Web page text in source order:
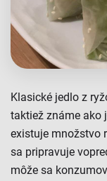
Klasické jedlo z
taktiež známe ako
existuje množstvo
sa pripravuje
môže sa